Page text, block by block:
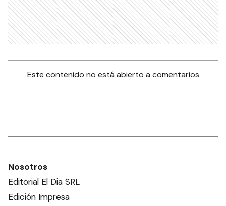
Este contenido no está abierto a comentarios
Nosotros
Editorial El Dia SRL
Edición Impresa